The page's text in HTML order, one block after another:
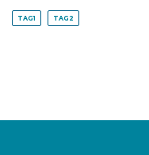
TAG1 TAG2